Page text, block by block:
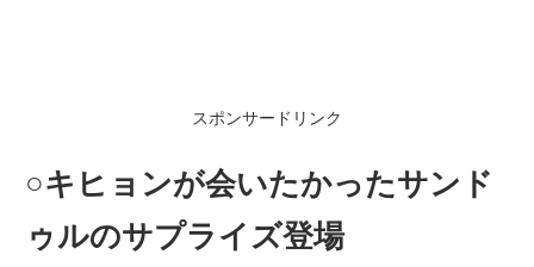
スポンサードリンク
○キヒョンが会いたかったサンド
ゥルのサプライズ登場